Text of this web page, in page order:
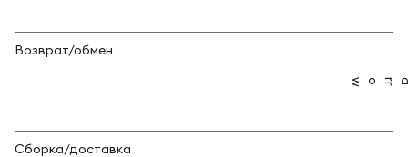
Возврат/обмен
Сборка/доставка